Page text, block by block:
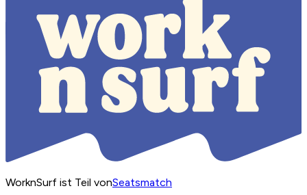
WorknSurf ist Teil vonSeatsmatch